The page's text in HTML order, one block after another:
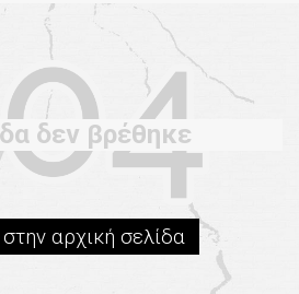
δεν βρέθηκε
αρχική σελίδα